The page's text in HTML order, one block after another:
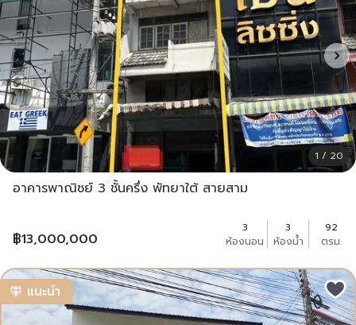
1 / 20
อาคารพาณิชย์ 3 ชั้นครึ่ง พัทยาใต้ สายสาม
฿13,000,000
3
ห้องนอน
3
ห้องน้ำ
92
ตรม.
แนะนำ